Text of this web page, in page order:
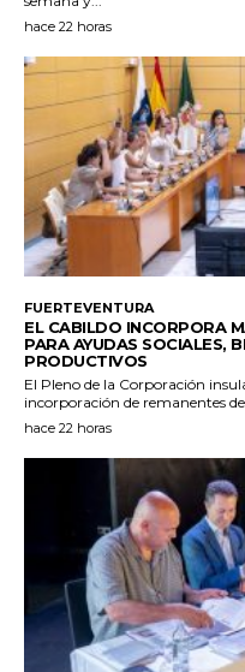
hace 22 horas
FUERTEVENTURA
EL CABILDO INCORPORA
PARA AYUDAS SOCIALES,
PRODUCTIVOS
El Pleno de la Corporación
incorporación de remanentes
hace 22 horas